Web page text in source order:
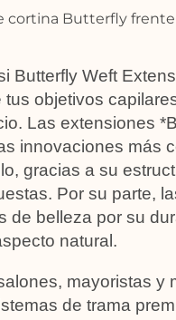
Butterfly Weft
objetivos
Las extensiones
innovaciones más
gracias a su
Por su parte,
de belleza por su
natural.
mayoristas y
de trama